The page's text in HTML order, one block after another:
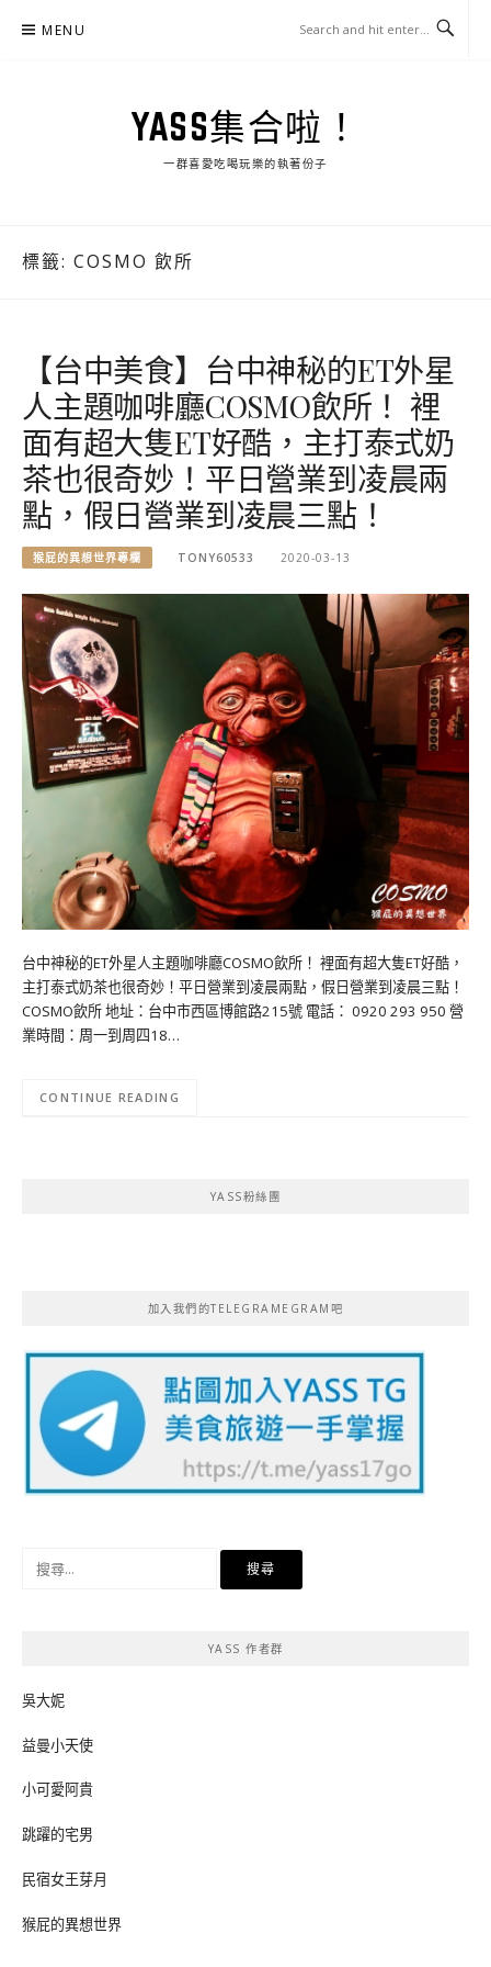
MENU
YASS集合啦！
一群喜愛吃喝玩樂的執著份子
標籤: COSMO 飲所
【台中美食】台中神秘的ET外星
人主題咖啡廳COSMO飲所！ 裡
面有超大隻ET好酷，主打泰式奶
茶也很奇妙！平日營業到凌晨兩
點，假日營業到凌晨三點！
猴屁的異想世界專欄 TONY60533 2020-03-13
台中神秘的ET外星人主題咖啡廳COSMO飲所！ 裡面有超大隻ET好酷，
主打泰式奶茶也很奇妙！平日營業到凌晨兩點，假日營業到凌晨三點！
COSMO飲所 地址：台中市西區博館路215號 電話： 0920 293 950 營
業時間：周一到周四18…
CONTINUE READING
YASS粉絲團
加入我們的TELEGRAMEGRAM吧
YASS 作者群
吳大妮
益曼小天使
小可愛阿貴
跳躍的宅男
民宿女王芽月
猴屁的異想世界